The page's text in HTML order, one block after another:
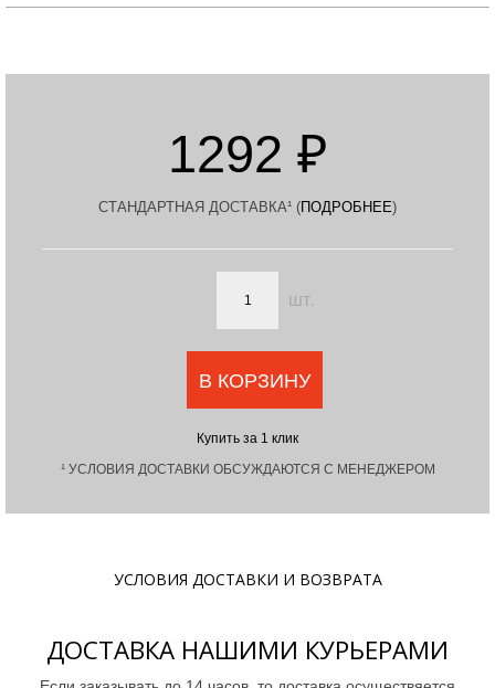
1292 ₽
СТАНДАРТНАЯ ДОСТАВКА¹ (ПОДРОБНЕЕ)
шт.
В КОРЗИНУ
Купить за 1 клик
¹ УСЛОВИЯ ДОСТАВКИ ОБСУЖДАЮТСЯ С МЕНЕДЖЕРОМ
УСЛОВИЯ ДОСТАВКИ И ВОЗВРАТА
ДОСТАВКА НАШИМИ КУРЬЕРАМИ